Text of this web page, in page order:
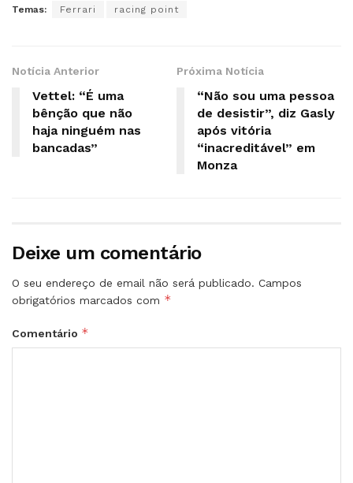
Temas: Ferrari racing point
Notícia Anterior
Vettel: “É uma
bênção que não
haja ninguém nas
bancadas”
Próxima Notícia
“Não sou uma pessoa
de desistir”, diz Gasly
após vitória
“inacreditável” em
Monza
Deixe um comentário
O seu endereço de email não será publicado. Campos
obrigatórios marcados com *
Comentário *